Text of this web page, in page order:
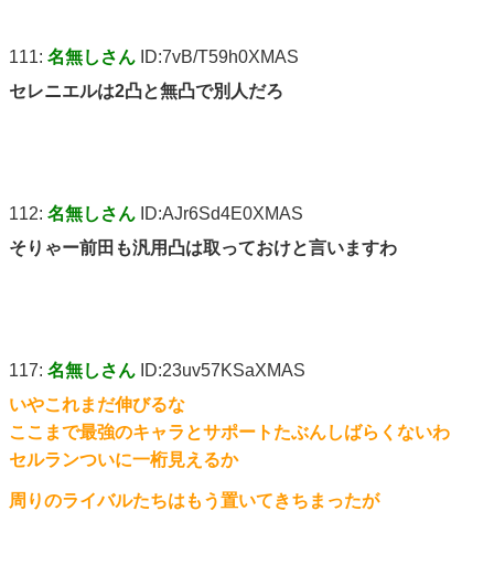
111: 名無しさん ID:7vB/T59h0XMAS
セレニエルは2凸と無凸で別人だろ
112: 名無しさん ID:AJr6Sd4E0XMAS
そりゃー前田も汎用凸は取っておけと言いますわ
117: 名無しさん ID:23uv57KSaXMAS
いやこれまだ伸びるな
ここまで最強のキャラとサポートたぶんしばらくないわ
セルランついに一桁見えるか
周りのライバルたちはもう置いてきちまったが